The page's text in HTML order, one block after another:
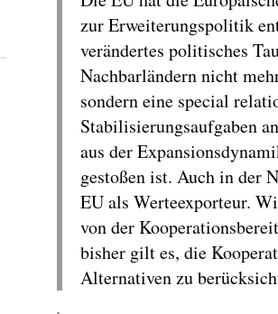
zur Erweiterungspolitik
verändertes politisches
Nachbarländern nicht
sondern eine special
Stabilisierungsaufgaben
aus der
gestoßen ist. Auch in der
EU als Werteexporteur.
von der
bisher gilt es, die
Alternativen zu